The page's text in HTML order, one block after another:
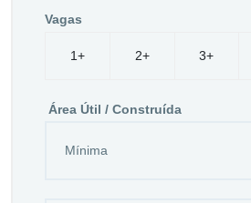
Vagas
1+ 2+ 3+
Área Útil / Construída